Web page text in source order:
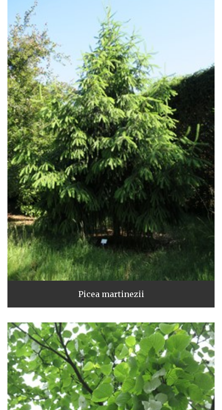
Picea martinezii